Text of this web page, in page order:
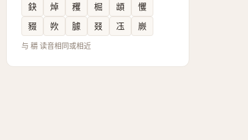
鈌 焯 矡 㭾 䪼
戄
䝌
欮 臄 叕 鿑 嶡
与 穱 读音相同或相近